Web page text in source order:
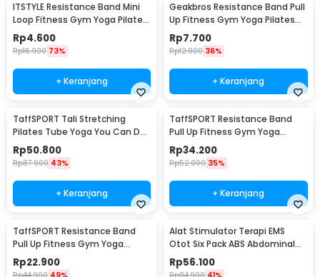
ITSTYLE Resistance Band Mini
Loop Fitness Gym Yoga Pilates
Latex - ITS05
Rp4.600
Rp16.900 73%
+ Keranjang
Geakbros Resistance Band Pull
Up Fitness Gym Yoga Pilates
Karet TPR - GK-YG34
Rp7.700
Rp12.000 36%
+ Keranjang
TaffSPORT Tali Stretching
Pilates Tube Yoga You Can Do
It 11 Set - R11
Rp50.800
Rp87.900 43%
+ Keranjang
TaffSPORT Resistance Band
Pull Up Fitness Gym Yoga
Pilates Latex Size L - Y66OR
Rp34.200
Rp52.000 35%
+ Keranjang
TaffSPORT Resistance Band
Pull Up Fitness Gym Yoga
Pilates Latex Size M - Y66OR
Rp22.900
Alat Stimulator Terapi EMS
Otot Six Pack ABS Abdominal
Muscle - 068R2
Rp56.100